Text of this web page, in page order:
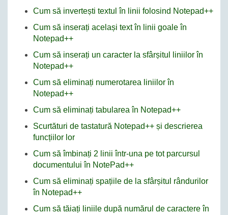
Cum să invertești textul în linii folosind Notepad++
Cum să inserați același text în linii goale în
Notepad++
Cum să inserați un caracter la sfârșitul liniilor în
Notepad++
Cum să eliminați numerotarea liniilor în
Notepad++
Cum să eliminați tabularea în Notepad++
Scurtături de tastatură Notepad++ și descrierea
funcțiilor lor
Cum să îmbinați 2 linii într-una pe tot parcursul
documentului în NotePad++
Cum să eliminați spațiile de la sfârșitul rândurilor
în Notepad++
Cum să tăiați liniile după numărul de caractere în